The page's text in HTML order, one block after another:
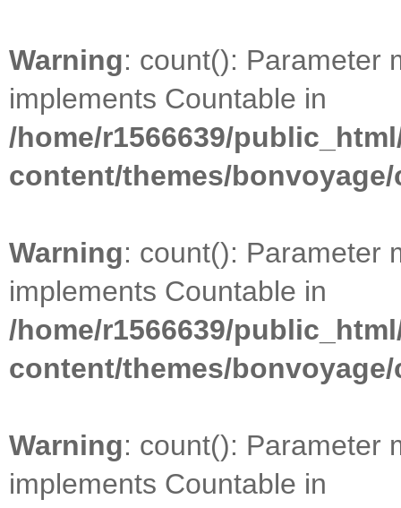
Warning: count(): Parameter
implements Countable in
/home/r1566639/
content/themes/
Warning: count(): Parameter
implements Countable in
/home/r1566639/
content/themes/
Warning: count(): Parameter
implements Countable in